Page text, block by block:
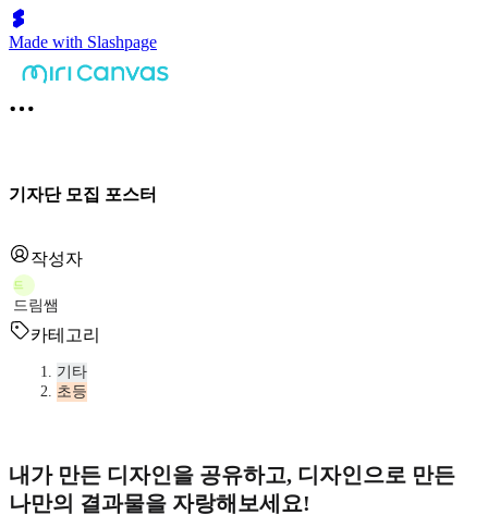
Made with Slashpage
기자단 모집 포스터
작성자
드
드림쌤
카테고리
기타
초등
내가 만든 디자인을 공유하고, 디자인으로 만든
나만의 결과물을 자랑해보세요!